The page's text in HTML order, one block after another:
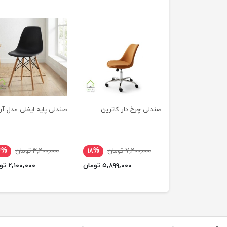
صندلی چرخ دار کاترین
۷,۲۰۰,۰۰۰ تومان
۱۸%
۵,۸۹۹,۰۰۰ تومان
صندلی پایه ایفلی مدل
۳,۲۰۰,۰۰۰ تومان
۲,۱۰۰,۰۰۰ تومان